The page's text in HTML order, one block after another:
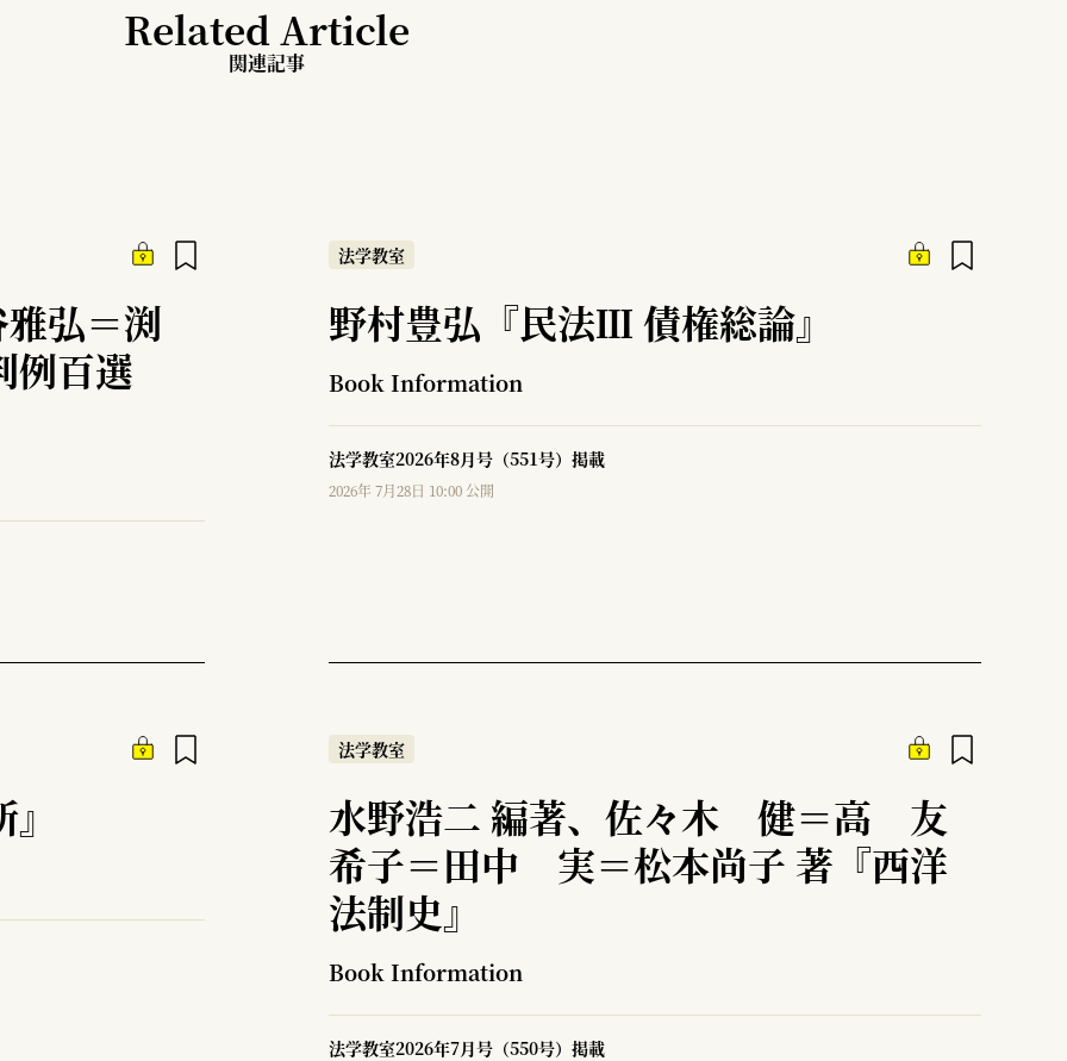
Related Article
関連記事
雅弘＝渕
例百選
法学教室
野村豊弘『民法Ⅲ 債権総論』
Book Information
法学教室2026年8月号（551号）掲載
2026年 7月28日 10:00 公開
法学教室
水野浩二 編著、佐々木 健＝高 友
希子＝田中 実＝松本尚子 著『西洋
法制史』
Book Information
法学教室2026年7月号（550号）掲載